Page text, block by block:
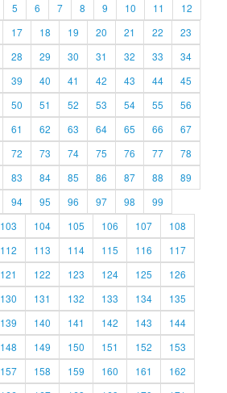
5 6 7 8 9 10 11
12
17 18 19 20 21 22
23
28 29 30 31 32 33
34
39 40 41 42 43 44
45
50 51 52 53 54 55
56
61 62 63 64 65 66
67
72 73 74 75 76 77
78
83 84 85 86 87 88
89
94 95 96 97 98
99
103 104 105 106 107
108
112 113 114 115 116
117
121 122 123 124 125
126
130 131 132 133 134
135
139 140 141 142 143
144
148 149 150 151 152
153
157 158 159 160 161
162